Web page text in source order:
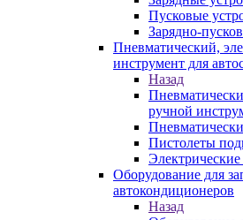
Пусковые
Зарядно-
Пневматический,
инструмент для
Назад
ручной
Пистолеты
Оборудование для
автокондиционеров
Назад